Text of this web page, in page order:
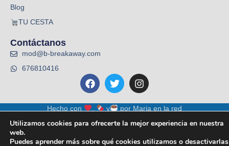
Blog
TU CESTA
Contáctanos
mod@b-breakaway.com
676810416
Hecho con y por Maria en la red
Utilizamos cookies para ofrecerte la mejor experiencia en nuestra
web.
Puedes aprender más sobre qué cookies utilizamos o desactivarlas